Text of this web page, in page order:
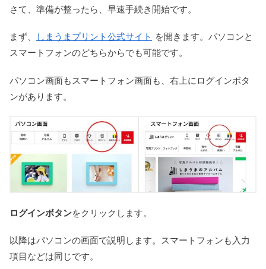
さて、準備が整ったら、早速手続き開始です。
まず、 しまうまプリント公式サイト を開きます。パソコンと
スマートフォンのどちらからでも可能です。
パソコン画面もスマートフォン画面も、右上にログインボタ
ンがあります。
ログインボタンをクリックします。
以降はパソコンの画面で説明します。スマートフォンも入力
項目などは同じです。